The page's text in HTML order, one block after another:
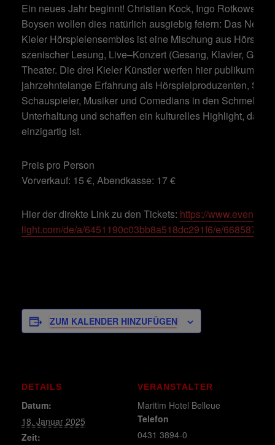
Ein neues Jahr beginnt! Christian Kock, Ingo Rotkowsky
Boysen wollen dies natürlich ausgiebig feiern: Das
Kieler Hörspielensembles ist eine Mischung aus
szenischer Lesung, Live–Konzert (Gesang, Klavier,
Theater. Die drei Kieler Künstler werfen hier
jahrzehntelange Erfahrung als Hörspielproduzenten,
Schauspieler, Musiker und Comedians in den
Unterhaltung und schaffen ein kulturelles Highlight, das
einzigartig ist.
Preis pro Person
Vorverkauf: 15 €, Abendkasse: 17 €
Hier der direkte Link zu den Tickets: https://www.eventim-
light.com/de/a/6451190c03bb8a518dc291f6/e/
ZUM KALENDER HINZUFÜGEN
DETAILS
Datum:
18. Januar 2025
Zeit:
VERANSTALTER
Maritim Hotel Belleue
Telefon
0431 3894-0